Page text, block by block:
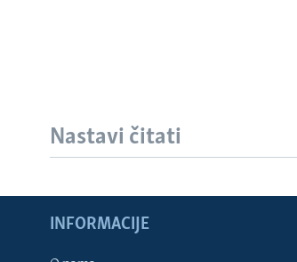
Nastavi čitati
INFORMACIJE